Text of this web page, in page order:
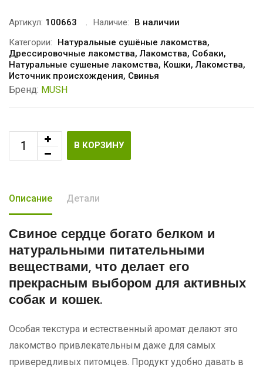
Артикул: 100663 Наличие:
В наличии
Категории:
Натуральные сушёные лакомства,
Дрессировочные лакомства, Лакомства, Собаки,
Натуральные сушеные лакомства, Кошки, Лакомства,
Источник происхождения, Свинья
Бренд: MUSH
В КОРЗИНУ
Описание Детали
Свиное сердце богато белком и
натуральными питательными
веществами, что делает его
прекрасным выбором для активных
собак и кошек.
Особая текстура и естественный аромат делают это
лакомство привлекательным даже для самых
привередливых питомцев. Продукт удобно давать в